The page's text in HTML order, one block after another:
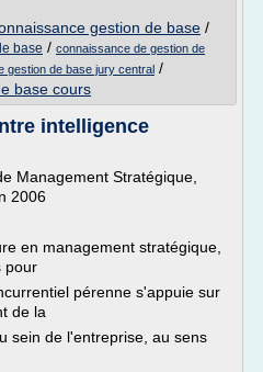
gestion de base /
base / connaissance de gestion de
gestion de base jury central /
base cours
intelligence
Management Stratégique,
2006
en management stratégique,
pour
pérenne s'appuie sur
de la
sein de l'entreprise, au sens